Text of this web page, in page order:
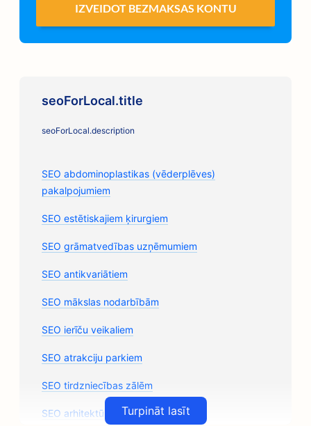
IZVEIDOT BEZMAKSAS KONTU
seoForLocal.title
seoForLocal.description
SEO abdominoplastikas (vēderplēves)
pakalpojumiem
SEO estētiskajiem ķirurgiem
SEO grāmatvedības uzņēmumiem
SEO antikvariātiem
SEO mākslas nodarbībām
SEO ierīču veikaliem
SEO atrakciju parkiem
SEO tirdzniecības zālēm
SEO arhitektūras uzņēmumiem
Turpināt lasīt